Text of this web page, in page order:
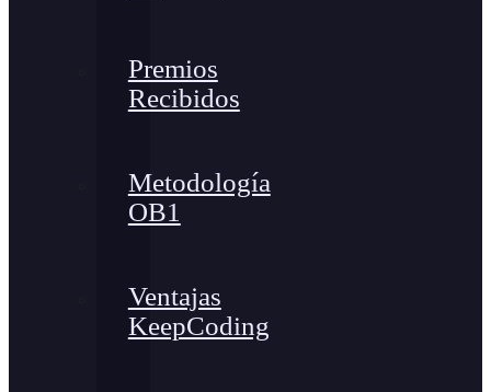
Premios
Recibidos
Metodología
OB1
Ventajas
KeepCoding